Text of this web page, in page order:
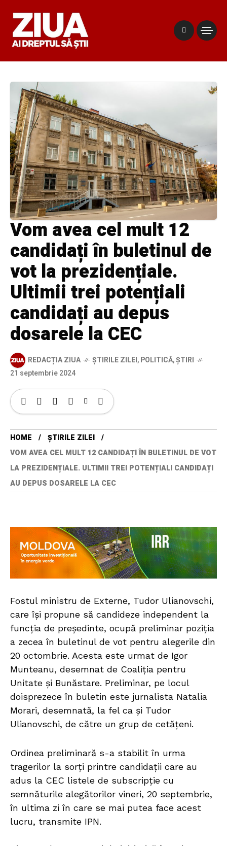
Vom avea cel mult 12
candidați în buletinul de
vot la prezidențiale.
Ultimii trei potențiali
candidați au depus
dosarele la CEC
REDACȚIA ZIUA ȘTIRILE ZILEI,POLITICĂ,ȘTIRI
21 septembrie 2024
HOME
ȘTIRILE ZILEI
VOM AVEA CEL MULT 12 CANDIDAȚI ÎN BULETINUL DE VOT
LA PREZIDENȚIALE. ULTIMII TREI POTENȚIALI CANDIDAȚI
AU DEPUS DOSARELE LA CEC
Fostul ministru de Externe, Tudor Ulianovschi,
care își propune să candideze independent la
funcția de președinte, ocupă preliminar poziția
a zecea în buletinul de vot pentru alegerile din
20 octombrie. Acesta este urmat de Igor
Munteanu, desemnat de Coaliția pentru
Unitate și Bunăstare. Preliminar, pe locul
doisprezece în buletin este jurnalista Natalia
Morari, desemnată, la fel ca și Tudor
Ulianovschi, de către un grup de cetățeni.
Ordinea preliminară s-a stabilit în urma
tragerilor la sorți printre candidații care au
adus la CEC listele de subscripție cu
semnăturile alegătorilor vineri, 20 septembrie,
în ultima zi în care se mai putea face acest
lucru, transmite IPN.